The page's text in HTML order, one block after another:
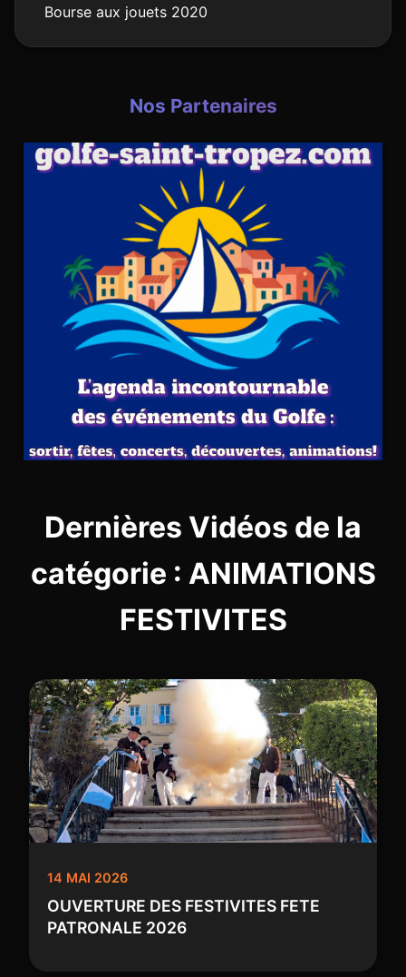
Bourse aux jouets 2020
Nos Partenaires
Dernières Vidéos de la
catégorie : ANIMATIONS
FESTIVITES
14 MAI 2026
OUVERTURE DES FESTIVITES FETE
PATRONALE 2026